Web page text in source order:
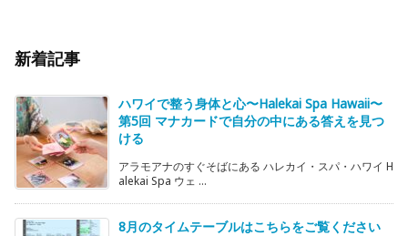
新着記事
ハワイで整う身体と心〜Halekai Spa Hawaii〜
第5回 マナカードで自分の中にある答えを見つ
ける
アラモアナのすぐそばにある ハレカイ・スパ・ハワイ H
alekai Spa ウェ ...
8月のタイムテーブルはこちらをご覧ください